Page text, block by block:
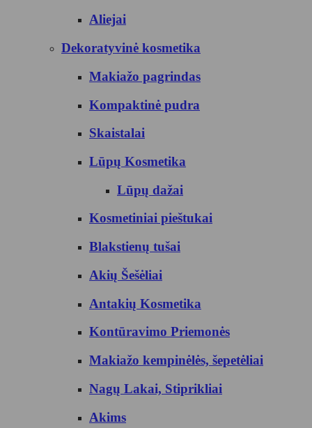
Aliejai
Dekoratyvinė kosmetika
Makiažo pagrindas
Kompaktinė pudra
Skaistalai
Lūpų Kosmetika
Lūpų dažai
Kosmetiniai pieštukai
Blakstienų tušai
Akių Šešėliai
Antakių Kosmetika
Kontūravimo Priemonės
Makiažo kempinėlės, šepetėliai
Nagų Lakai, Stiprikliai
Akims